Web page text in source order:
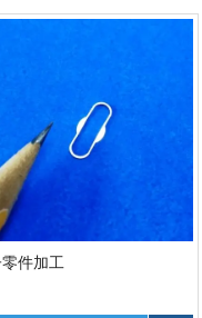
件加工